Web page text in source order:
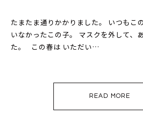
たまたま通りかかりました。 いつもこ
いなかったこの子。 マスクを外して、
た。 この春は いただい…
READ MORE